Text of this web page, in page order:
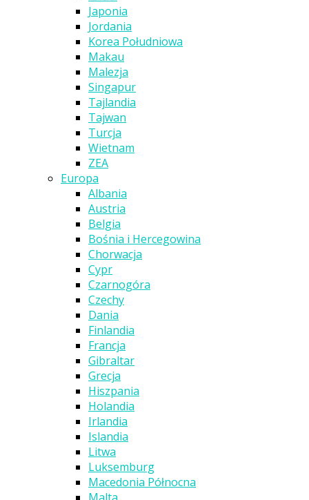
Japonia
Jordania
Korea Południowa
Makau
Malezja
Singapur
Tajlandia
Tajwan
Turcja
Wietnam
ZEA
Europa
Albania
Austria
Belgia
Bośnia i Hercegowina
Chorwacja
Cypr
Czarnogóra
Czechy
Dania
Finlandia
Francja
Gibraltar
Grecja
Hiszpania
Holandia
Irlandia
Islandia
Litwa
Luksemburg
Macedonia Północna